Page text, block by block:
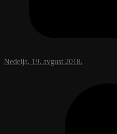
Nedelja, 19. avgust 2018.